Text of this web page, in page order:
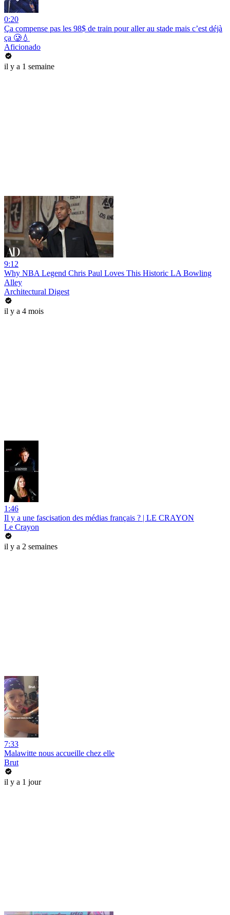
0:20
Ça compense pas les 98$ de train pour aller au stade mais c’est déjà
ça 🥲💧
Aficionado
il y a 1 semaine
9:12
Why NBA Legend Chris Paul Loves This Historic LA Bowling
Alley
Architectural Digest
il y a 4 mois
1:46
Il y a une fascisation des médias français ? | LE CRAYON
Le Crayon
il y a 2 semaines
7:33
Malawitte nous accueille chez elle
Brut
il y a 1 jour